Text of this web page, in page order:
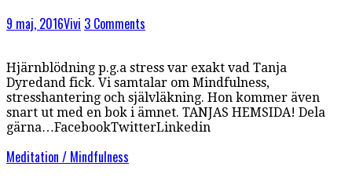
9 maj, 2016Vivi 3 Comments
Hjärnblödning p.g.a stress var exakt vad Tanja
Dyredand fick. Vi samtalar om Mindfulness,
stresshantering och självläkning. Hon kommer även
snart ut med en bok i ämnet. TANJAS HEMSIDA! Dela
gärna…FacebookTwitterLinkedin
Meditation / Mindfulness